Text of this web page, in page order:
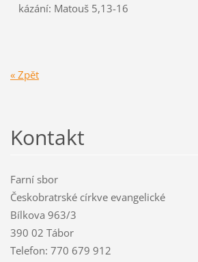
kázání: Matouš 5,13-16
« Zpět
Kontakt
Farní sbor
Českobratrské církve evangelické
Bílkova 963/3
390 02 Tábor
Telefon: 770 679 912